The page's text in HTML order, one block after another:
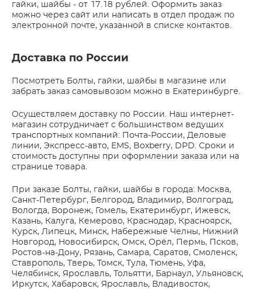
гайки, шайбы - от 17.18 рублей. Оформить заказ
можно через сайт или написать в отдел продаж по
электронной почте, указанной в списке контактов.
Доставка по России
Посмотреть Болты, гайки, шайбы в магазине или
забрать заказ самовывозом можно в Екатеринбурге.
Осуществляем доставку по России. Наш интернет-
магазин сотрудничает с большинством ведущих
транспортных компаний: Почта-России, Деловые
линии, Экспресс-авто, EMS, Boxberry, DPD. Сроки и
стоимость доступны при оформлении заказа или на
странице товара.
При заказе Болты, гайки, шайбы в города: Москва,
Санкт-Петербург, Белгород, Владимир, Волгоград,
Вологда, Воронеж, Гомель, Екатеринбург, Ижевск,
Казань, Калуга, Кемерово, Краснодар, Красноярск,
Курск, Липецк, Минск, Набережные Челны, Нижний
Новгород, Новосибирск, Омск, Орёл, Пермь, Псков,
Ростов-на-Дону, Рязань, Самара, Саратов, Смоленск,
Ставрополь, Тверь, Томск, Тула, Тюмень, Уфа,
Челябинск, Ярославль, Тольятти, Барнаул, Ульяновск,
Иркутск, Хабаровск, Ярославль, Владивосток,